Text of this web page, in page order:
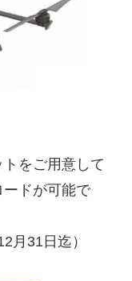
をご用意して
ドが可能で
月31日迄）